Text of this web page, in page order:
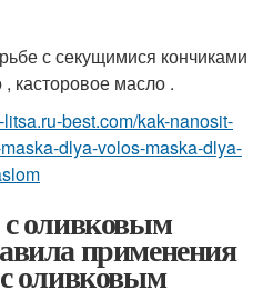
с секущимися кончиками
касторовое масло .
best.com/kak-nanosit-
dlya-volos-maska-dlya-
оливковым
применения
оливковым